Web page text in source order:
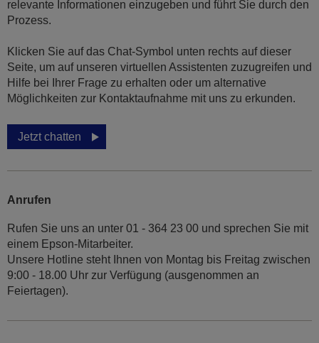
relevante Informationen einzugeben und führt Sie durch den
Prozess.
Klicken Sie auf das Chat-Symbol unten rechts auf dieser
Seite, um auf unseren virtuellen Assistenten zuzugreifen und
Hilfe bei Ihrer Frage zu erhalten oder um alternative
Möglichkeiten zur Kontaktaufnahme mit uns zu erkunden.
Jetzt chatten
Anrufen
Rufen Sie uns an unter 01 - 364 23 00 und sprechen Sie mit
einem Epson-Mitarbeiter.
Unsere Hotline steht Ihnen von Montag bis Freitag zwischen
9:00 - 18.00 Uhr zur Verfügung (ausgenommen an
Feiertagen).